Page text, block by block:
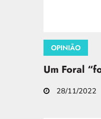
OPINIÃO
Um Foral
28/11/2022